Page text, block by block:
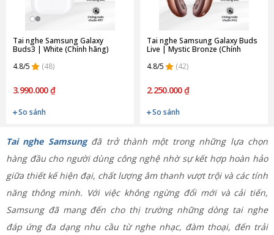
Tai nghe Samsung Galaxy
Buds3 | White (Chính hãng)
4.8/5
(48)
3.990.000 ₫
So sánh
Tai nghe Samsung Galaxy Buds
Live | Mystic Bronze (Chính
4.8/5
(42)
2.250.000 ₫
So sánh
Tai nghe Samsungđã trở thành một trong những lựa chọn
hàng đầu cho người dùng công nghệ nhờ sự kết hợp hoàn hảo
giữa thiết kế hiện đại, chất lượng âm thanh vượt trội và các tính
năng thông minh. Với việc không ngừng đổi mới và cải tiến,
Samsung đã mang đến cho thị trường những dòng tai nghe
đáp ứng đa dạng nhu cầu từ nghe nhạc, đàm thoại, đến trải